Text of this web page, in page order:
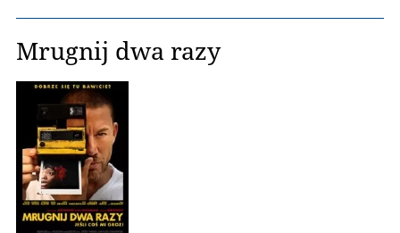
Mrugnij dwa razy